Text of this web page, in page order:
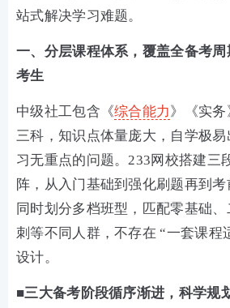
站式解决学习难题。
一、分层课程体系，覆盖全备考
考生
中级社工包含《综合能力》《实务
三科，知识点体量庞大，自学极
习无重点的问题。233网校搭建三
阵，从入门基础到强化刷题再到考
同时划分多档班型，匹配零基础
刺等不同人群，不存在 “一套课程
设计。
■三大备考阶段循序渐进，科学规